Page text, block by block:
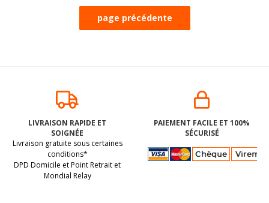
LIVRAISON RAPIDE ET
SOIGNÉE
Livraison gratuite sous certaines
conditions*
DPD Domicile et Point Retrait et
Mondial Relay
PAIEMENT FACILE ET 100%
SÉCURISÉ